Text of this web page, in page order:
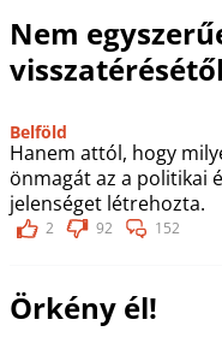
Nem
Belföld
Hanem attól, hogy
önmagát az a politikai
jelenséget létrehozta.
2 92 152
Örkény él!